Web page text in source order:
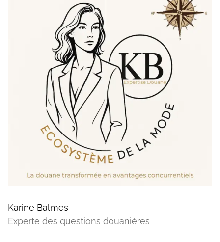
Karine Balmes
Experte des questions douanières